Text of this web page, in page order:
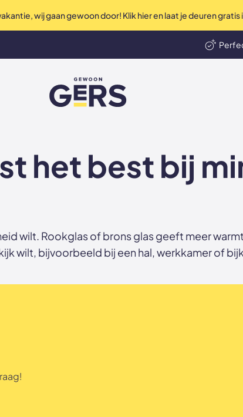
wij gaan gewoon door! Klik hier en laat je deuren
GewoonGers
het best bij
wilt. Rookglas of brons glas geeft meer
wilt, bijvoorbeeld bij een hal, werkkamer of